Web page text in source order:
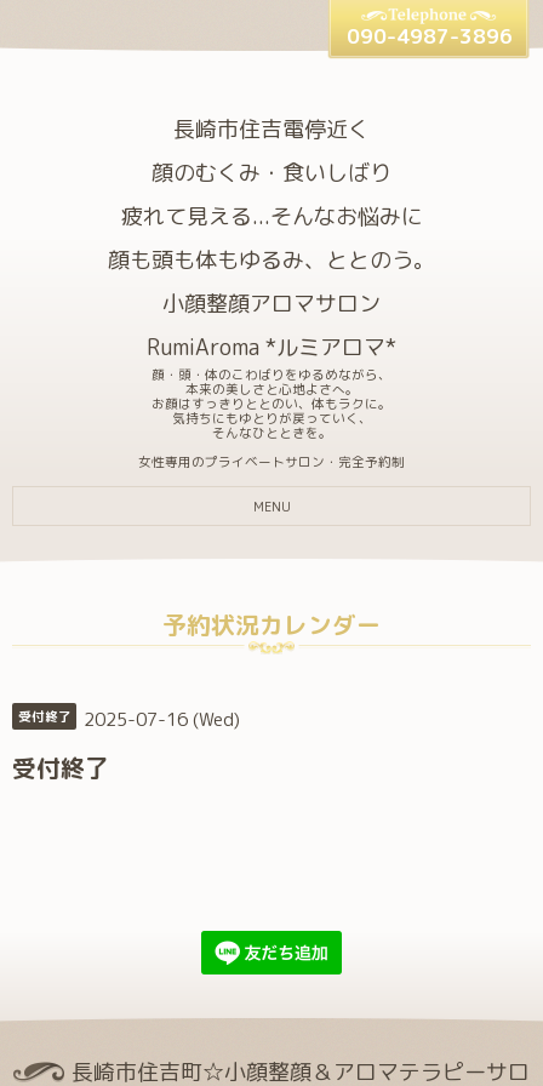
長崎市住吉電停近く
顔のむくみ・食いしばり
疲れて見える...そんなお悩みに
顔も頭も体もゆるみ、ととのう。
小顔整顔アロマサロン
RumiAroma *ルミアロマ*
顔・頭・体のこわばりをゆるめながら、
本来の美しさと心地よさへ。
お顔はすっきりととのい、体もラクに。
気持ちにもゆとりが戻っていく、
そんなひとときを。
女性専用のプライベートサロン・完全予約制
090-4987-3896
MENU
予約状況カレンダー
受付終了 2025-07-16 (Wed)
受付終了
長崎市住吉町☆小顔整顔＆アロマテラピーサロ